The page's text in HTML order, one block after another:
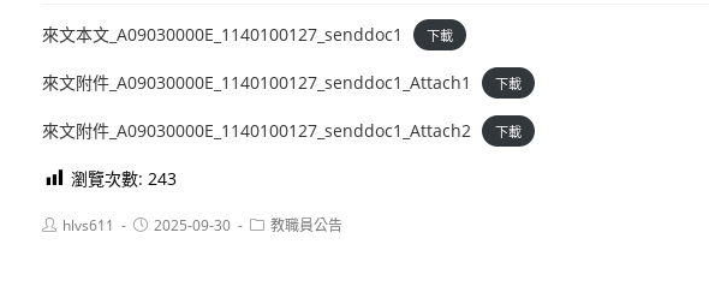
來文本文_A09030000E_1140100127_senddoc1 下載
來文附件_A09030000E_1140100127_senddoc1_Attach1 下載
來文附件_A09030000E_1140100127_senddoc1_Attach2 下載
瀏覽次數: 243
Posthlvs611
Post2025-09-30
Post教職員公告